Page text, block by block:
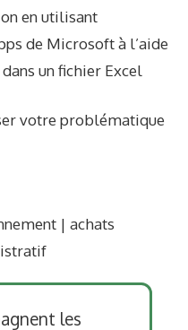
en utilisant
de Microsoft à l’aide
un fichier Excel
votre problématique
| achats
les